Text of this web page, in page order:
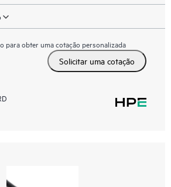
para obter uma cotação personalizada
Solicitar uma cotação